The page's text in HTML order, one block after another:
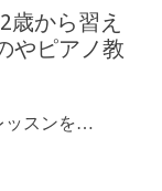
歳から習え
やピアノ教
ッスンを…